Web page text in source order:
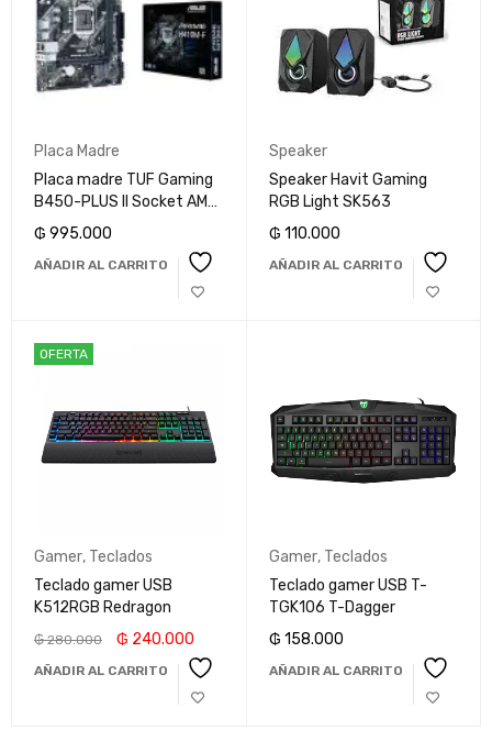
Placa Madre
Placa madre TUF Gaming
B450-PLUS II Socket AM4
/ DDR4 Asus
₲ 995.000
AÑADIR AL CARRITO
Speaker
Speaker Havit Gaming
RGB Light SK563
₲ 110.000
AÑADIR AL CARRITO
OFERTA
Gamer, Teclados
Teclado gamer USB
K512RGB Redragon
₲280.000 ₲ 240.000
AÑADIR AL CARRITO
Gamer, Teclados
Teclado gamer USB T-
TGK106 T-Dagger
₲ 158.000
AÑADIR AL CARRITO